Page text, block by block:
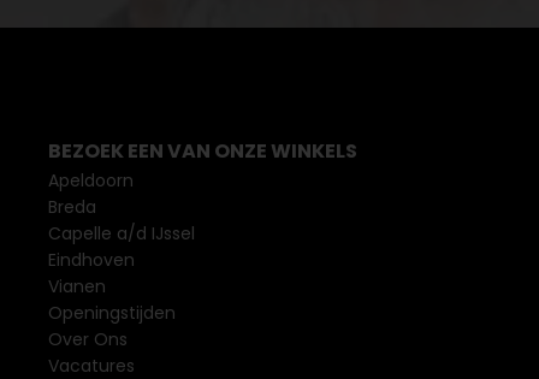
BEZOEK EEN VAN ONZE WINKELS
Apeldoorn
Breda
Capelle a/d IJssel
Eindhoven
Vianen
Openingstijden
Over Ons
Vacatures